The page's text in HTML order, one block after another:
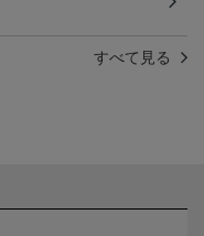
すべて見る